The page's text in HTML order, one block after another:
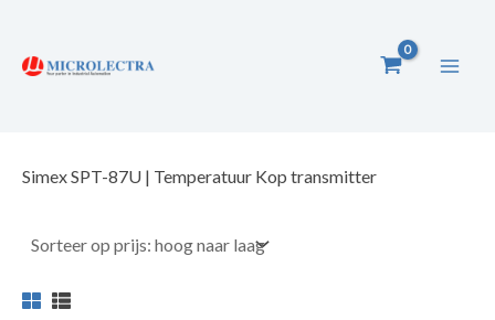
naar
Simex SPT-87U | Temperatuur Kop transmitter